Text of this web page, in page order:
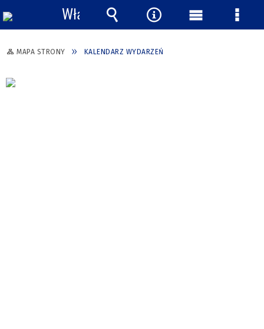
MAPA STRONY KALENDARZ WYDARZEŃ
Włącz
powiadomienia
Wyszukiwarka
Narzędzia
Menu Menu